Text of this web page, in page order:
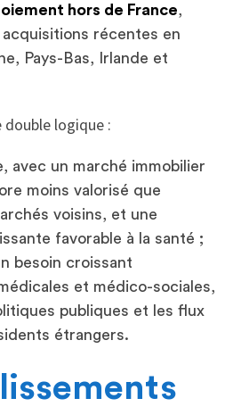
hors de France
récentes en
Pays-Bas, Irlande et
double logique :
avec un marché immobilier
moins valorisé que
voisins, et une
favorable à la santé ;
besoin croissant
et médico-sociales,
publiques et les flux
étrangers.